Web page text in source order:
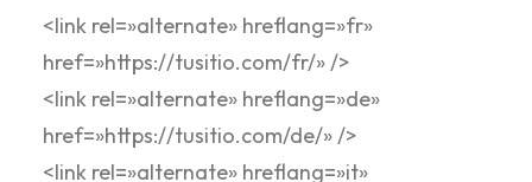
<link rel=»alternate» hreflang=»fr»
href=»https://tusitio.com/fr/» />
<link rel=»alternate» hreflang=»de»
href=»https://tusitio.com/de/» />
<link rel=»alternate» hreflang=»it»